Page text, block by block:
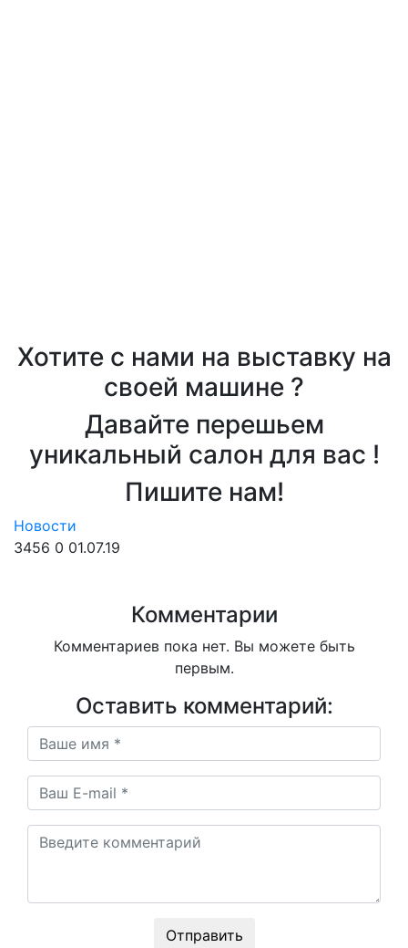
Хотите с нами на выставку на
своей машине ?
Давайте перешьем
уникальный салон для вас !
Пишите нам!
Новости
3456 0 01.07.19
Комментарии
Комментариев пока нет. Вы можете быть
первым.
Оставить комментарий:
Отправить